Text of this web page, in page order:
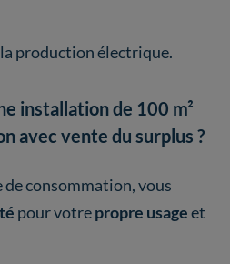
production électrique.
installation de 100 m²
avec vente du surplus ?
consommation, vous
pour votrepropre usageet